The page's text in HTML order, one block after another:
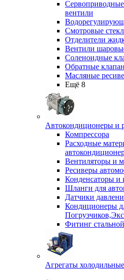
вентили
Смотровые
Отделители
Вентили
Соленоидные
Обратные
Масляные
Ещё 8
Автокондиционеры и
Компрессора
Расходные
Вентиляторы и
Ресиверы
Конденсаторы и
Шланги для
Датчики
Кондиционеры
Фитинг стальной
Агрегаты холодильные